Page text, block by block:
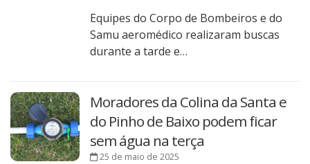
Equipes do Corpo de Bombeiros e do
Samu aeromédico realizaram buscas
durante a tarde e…
Moradores da Colina da Santa e
do Pinho de Baixo podem ficar
sem água na terça
25 de maio de 2025